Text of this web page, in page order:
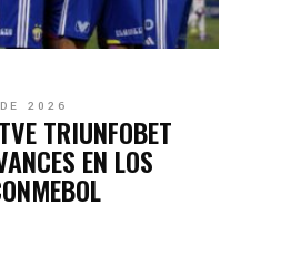
2026
TRIUNFOBET
EN LOS